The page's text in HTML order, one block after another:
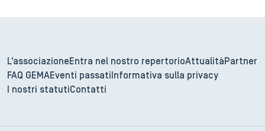
L'associazione Entra nel nostro repertorioAttualità Partner
FAQ GEMAEventi passati Informativa sulla privacy
I nostri statutiContatti